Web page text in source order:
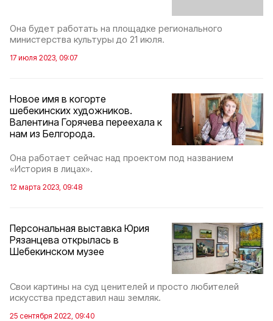
Она будет работать на площадке регионального
министерства культуры до 21 июля.
17 июля 2023, 09:07
Новое имя в когорте
шебекинских художников.
Валентина Горячева переехала к
нам из Белгорода.
Она работает сейчас над проектом под названием
«История в лицах».
12 марта 2023, 09:48
Персональная выставка Юрия
Рязанцева открылась в
Шебекинском музее
Свои картины на суд ценителей и просто любителей
искусства представил наш земляк.
25 сентября 2022, 09:40